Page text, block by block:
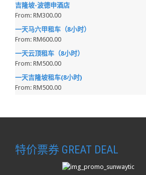
吉隆坡-波德申酒店
From: RM300.00
一天马六甲租车（8小时）
From: RM600.00
一天云顶租车（8小时）
From: RM500.00
一天吉隆坡租车(8小时)
From: RM500.00
特价票券 GREAT DEAL